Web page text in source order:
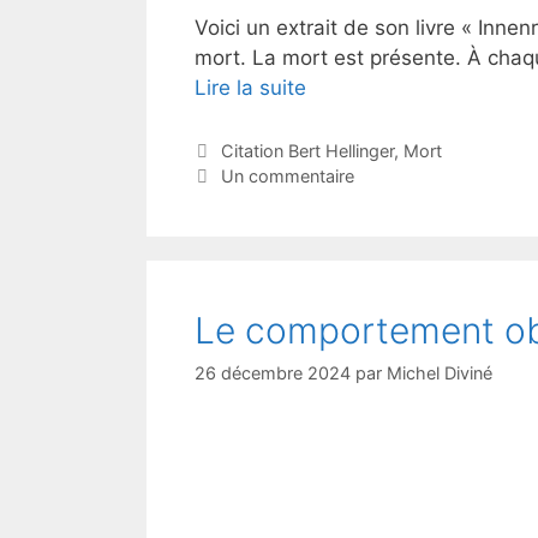
Voici un extrait de son livre «
mort. La mort est présente. À
Lire la suite
Catégories
Citation Bert Hellinger, Mort
Un commentaire
Le comportement
26 décembre 2024 par Michel Diviné